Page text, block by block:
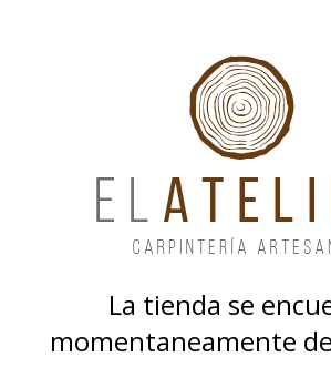
La tienda se
momentaneamente